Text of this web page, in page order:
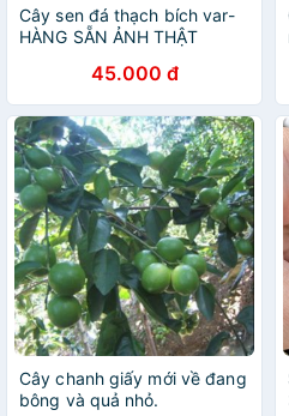
Cây sen đá thạch bích var-
HÀNG SẴN ẢNH THẬT
45.000 đ
Cây chanh giấy mới về đang
bông và quả nhỏ.